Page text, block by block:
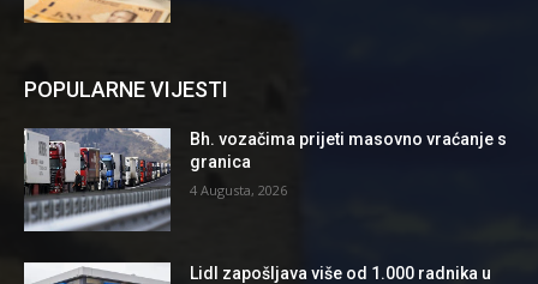
POPULARNE VIJESTI
Bh. vozačima prijeti masovno vraćanje s
granica
4 Augusta, 2026
Lidl zapošljava više od 1.000 radnika u